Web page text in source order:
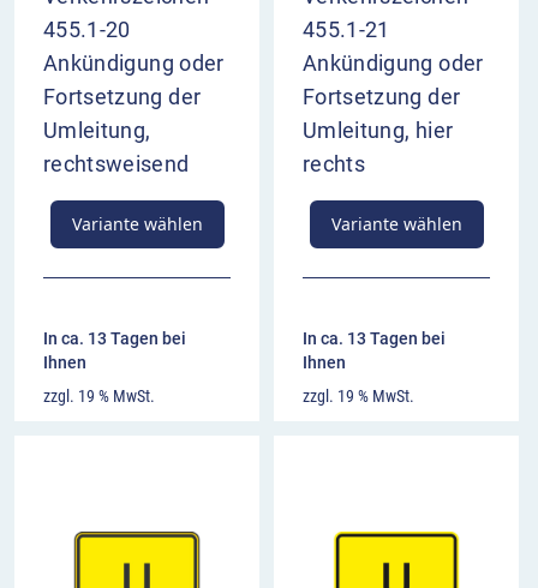
455.1-20
Ankündigung oder
Fortsetzung der
Umleitung,
rechtsweisend
Variante wählen
In ca. 13 Tagen bei
Ihnen
zzgl. 19 % MwSt.
455.1-21
Ankündigung oder
Fortsetzung der
Umleitung, hier
rechts
Variante wählen
In ca. 13 Tagen bei
Ihnen
zzgl. 19 % MwSt.